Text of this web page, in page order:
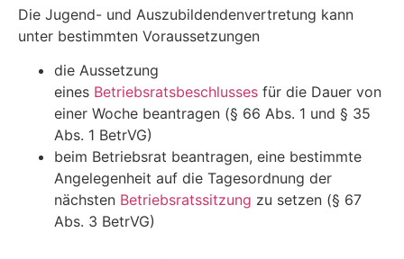
Die Jugend- und Auszubildendenvertretung kann
unter bestimmten Voraussetzungen
die Aussetzung
eines Betriebsratsbeschlusses für die Dauer von
einer Woche beantragen (§ 66 Abs. 1 und § 35
Abs. 1 BetrVG)
beim Betriebsrat beantragen, eine bestimmte
Angelegenheit auf die Tagesordnung der
nächsten Betriebsratssitzung zu setzen (§ 67
Abs. 3 BetrVG)